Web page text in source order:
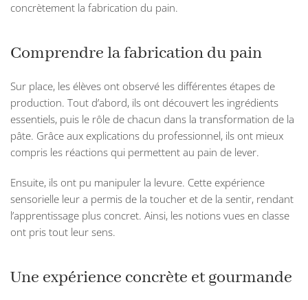
concrètement la fabrication du pain.
Comprendre la fabrication du pain
Sur place, les élèves ont observé les différentes étapes de
production. Tout d’abord, ils ont découvert les ingrédients
essentiels, puis le rôle de chacun dans la transformation de la
pâte. Grâce aux explications du professionnel, ils ont mieux
compris les réactions qui permettent au pain de lever.
Ensuite, ils ont pu manipuler la levure. Cette expérience
sensorielle leur a permis de la toucher et de la sentir, rendant
l’apprentissage plus concret. Ainsi, les notions vues en classe
ont pris tout leur sens.
Une expérience concrète et gourmande